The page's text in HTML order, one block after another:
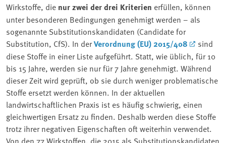
Wirkstoffe, die nur zwei der drei Kriterien erfüllen, können
unter besonderen Bedingungen genehmigt werden – als
sogenannte Substitutionskandidaten (Candidate for
Substitution, CfS). In derVerordnung (EU) 2015/408
sind
diese Stoffe in einer Liste aufgeführt. Statt, wie üblich, für 10
bis 15 Jahre, werden sie nur für 7 Jahre genehmigt. Während
dieser Zeit wird geprüft, ob sie durch weniger problematische
Stoffe ersetzt werden können. In der aktuellen
landwirtschaftlichen Praxis ist es häufig schwierig, einen
gleichwertigen Ersatz zu finden. Deshalb werden diese Stoffe
trotz ihrer negativen Eigenschaften oft weiterhin verwendet.
Von den 77 Wirkstoffen, die 2015 als Substitutionskandidaten